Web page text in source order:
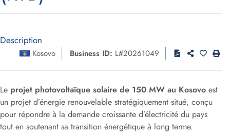
Description
Kosovo Business ID: L#20261049
Le projet photovoltaïque solaire de 150 MW au Kosovo est
un projet d’énergie renouvelable stratégiquement situé, conçu
pour répondre à la demande croissante d’électricité du pays
tout en soutenant sa transition énergétique à long terme.